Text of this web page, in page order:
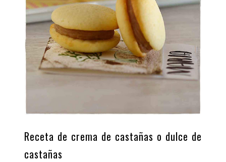
Receta de crema de castañas o dulce de
castañas